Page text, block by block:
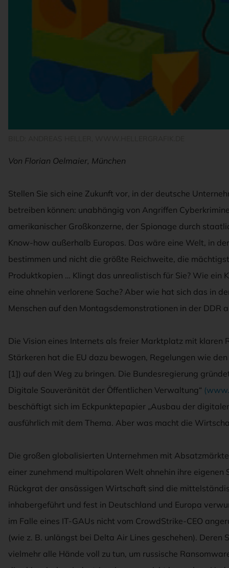
Von Florian Oelmaier, München
Stellen Sie sich eine Zukunft vor, in der deutsche
betreiben können: unabhängig von Angriffen
amerikanischer Großkonzerne, der Spionage durch
Know-how außerhalb Europas. Das wäre eine Welt, in
bestimmen und nicht die größte Reichweite, die
Produktkopien … Klingt das unrealistisch für Sie? Wie ein
eine ohnehin verlorene Sache? Aber wie hat sich das in
Menschen auf den Montagsdemonstrationen in der DDR
Die Vision eines Internets als freier Marktplatz mit klaren
Stärkeren hat die EU dazu bewogen, Regelungen wie
[1]) auf den Weg zu bringen. Die Bundesregierung
Digitale Souveränität der Öffentlichen Verwaltung“
beschäftigt sich im Eckpunktepapier „Ausbau der
ausführlich mit dem Thema. Aber was macht die
Die großen globalisierten Unternehmen mit
einer zunehmend multipolaren Welt ohnehin ihre
Rückgrat der ansässigen Wirtschaft sind die
inhabergeführt und fest in Deutschland und Europa
im Falle eines IT-GAUs nicht vom CrowdStrike-CEO
(wie z. B. unlängst bei Delta Air Lines geschehen). Deren
vielmehr alle Hände voll zu tun, um russische